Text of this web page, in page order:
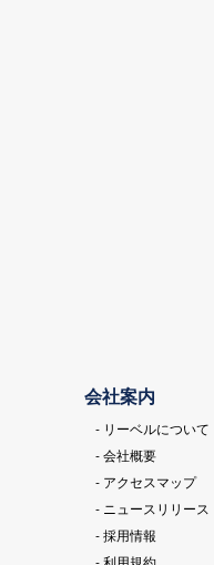
会社案内
- リーベルについて
- 会社概要
- アクセスマップ
- ニュースリリース
- 採用情報
- 利用規約